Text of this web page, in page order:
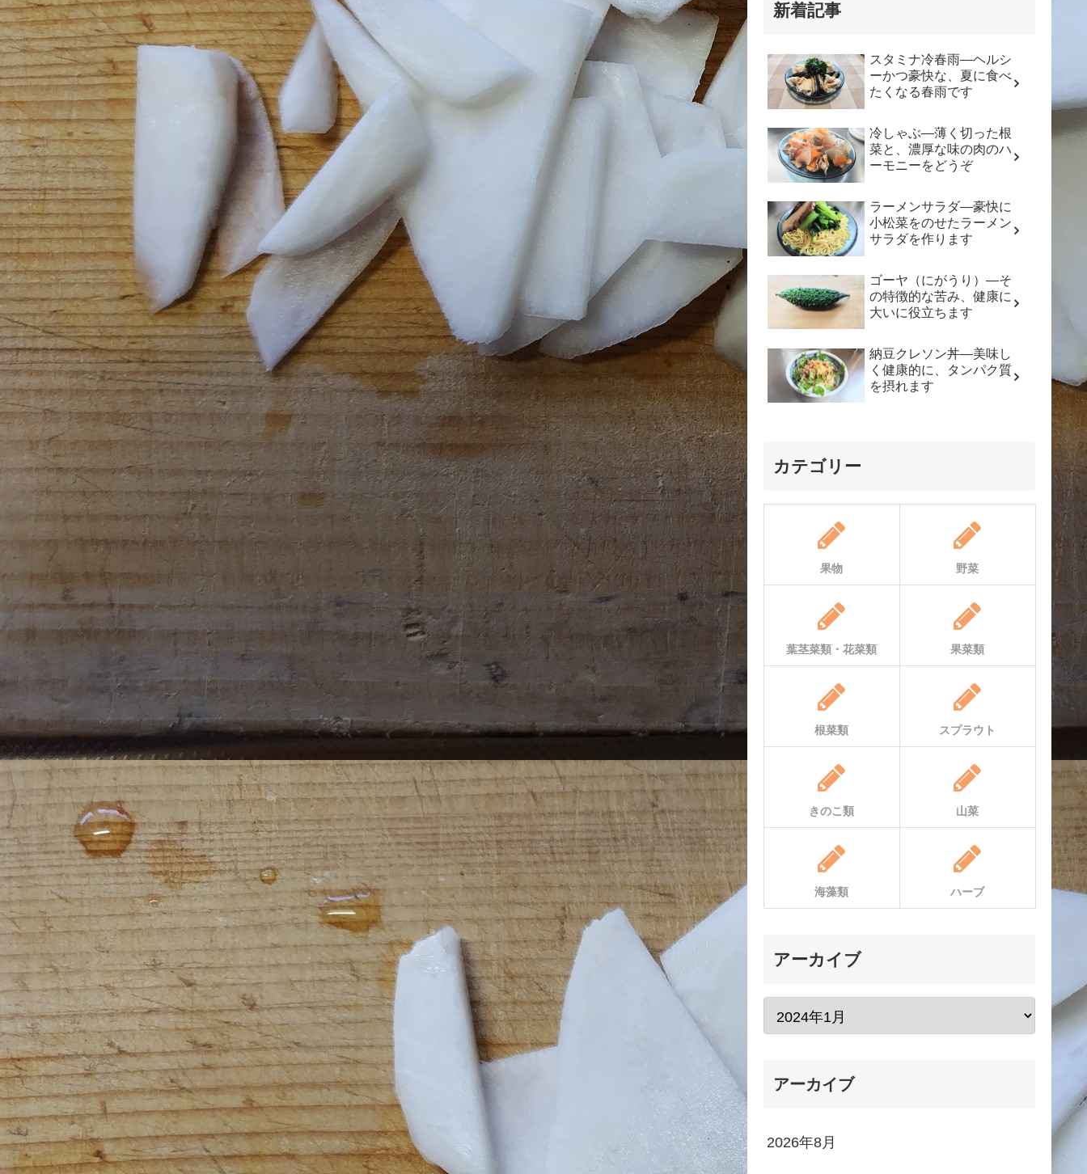
新着記事
スタミナ冷春雨―ヘルシ
ーかつ豪快な、夏に食べ
たくなる春雨です
冷しゃぶ―薄く切った根
菜と、濃厚な味の肉のハ
ーモニーをどうぞ
ラーメンサラダ―豪快に
小松菜をのせたラーメン
サラダを作ります
ゴーヤ（にがうり）―そ
の特徴的な苦み、健康に
大いに役立ちます
納豆クレソン丼―美味し
く健康的に、タンパク質
を摂れます
カテゴリー
果物 野菜
葉茎菜類・花菜類 果菜類
根菜類 スプラウト
きのこ類 山菜
海藻類 ハーブ
アーカイブ
アーカイブ
2026年8月